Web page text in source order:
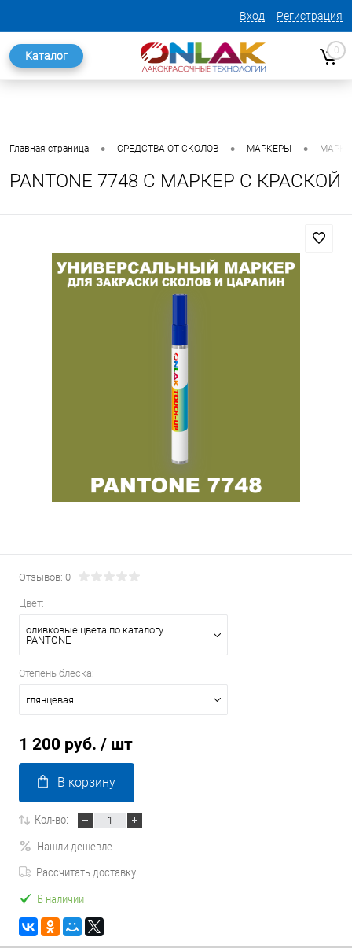
Вход Регистрация
Каталог 0
Главная страница • СРЕДСТВА ОТ СКОЛОВ • МАРКЕРЫ •
PANTONE 7748 C МАРКЕР С КРАСКОЙ
Отзывов: 0
Цвет:
оливковые цвета по каталогу
PANTONE
Степень блеска:
глянцевая
1 200 руб. / шт
В корзину
Кол-во:
Нашли дешевле
Рассчитать доставку
В наличии